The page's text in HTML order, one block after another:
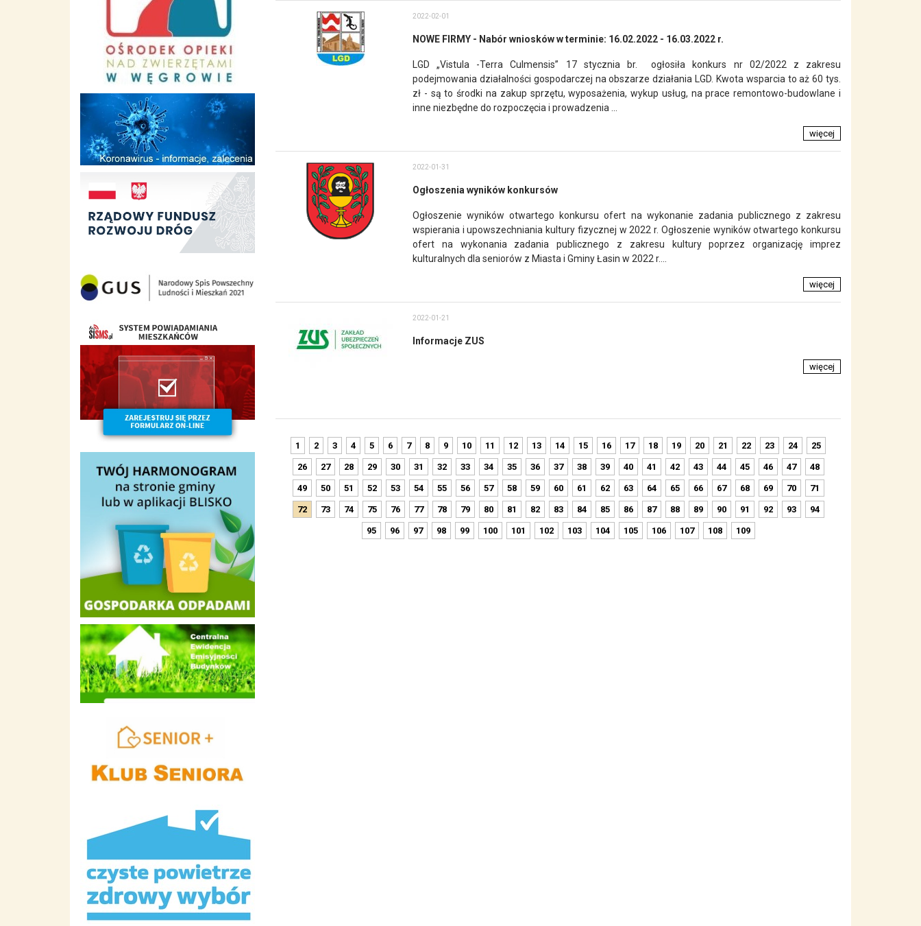
2022-02-01
NOWE FIRMY - Nabór wniosków w terminie: 16.02.2022 - 16.03.2022 r.
LGD „Vistula -Terra Culmensis” 17 stycznia br. ogłosiła konkurs nr 02/2022 z zakresu
podejmowania działalności gospodarczej na obszarze działania LGD. Kwota wsparcia to aż 60 tys.
zł - są to środki na zakup sprzętu, wyposażenia, wykup usług, na prace remontowo-budowlane i
inne niezbędne do rozpoczęcia i prowadzenia ...
więcej
2022-01-31
Ogłoszenia wyników konkursów
Ogłoszenie wyników otwartego konkursu ofert na wykonanie zadania publicznego z zakresu
wspierania i upowszechniania kultury fizycznej w 2022 r. Ogłoszenie wyników otwartego konkursu
ofert na wykonania zadania publicznego z zakresu kultury poprzez organizację imprez
kulturalnych dla seniorów z Miasta i Gminy Łasin w 2022 r....
więcej
2022-01-21
Informacje ZUS
więcej
1 2 3 4 5 6 7 8 9 10 11 12 13 14 15 16 17 18 19 20 21 22 23 24 25
26 27 28 29 30 31 32 33 34 35 36 37 38 39 40 41 42 43 44 45 46 47 48
49 50 51 52 53 54 55 56 57 58 59 60 61 62 63 64 65 66 67 68 69 70 71
72 73 74 75 76 77 78 79 80 81 82 83 84 85 86 87 88 89 90 91 92 93 94
95 96 97 98 99 100 101 102 103 104 105 106 107 108 109